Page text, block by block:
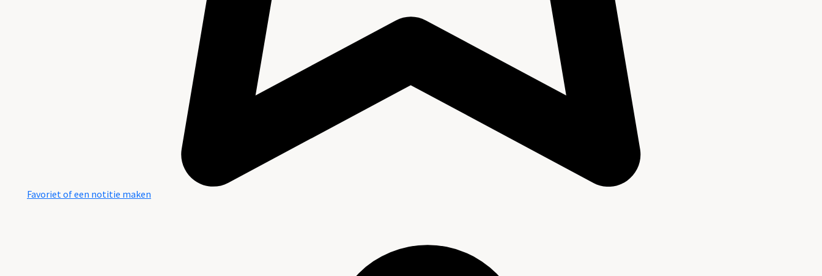
Favoriet of een notitie maken